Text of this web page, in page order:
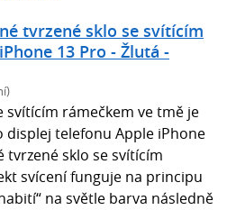
tvrzené sklo se svítícím
13 Pro - Žlutá -
svítícím rámečkem ve tmě je
telefonu Apple iPhone
tvrzené sklo se svítícím
svícení funguje na principu
na světle barva následně